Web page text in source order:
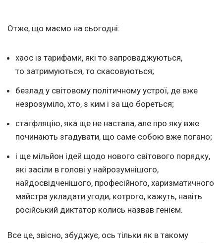
Отже, що маємо на сьогодні:
хаос із тарифами, які то запроваджуються,
то затримуються, то скасовуються;
безлад у світовому політичному устрої, де вже
незрозуміло, хто, з ким і за що бореться;
стагфляцію, яка ще не настала, але про яку вже
починають згадувати, що саме собою вже погано;
і ще мільйон ідей щодо нового світового порядку,
які засіли в голові у найрозумнішого,
найдосвідченішого, професійного, харизматичного
майстра укладати угоди, котрого, кажуть, навіть
російський диктатор колись назвав генієм.
Все це, звісно, збуджує, ось тільки як в такому